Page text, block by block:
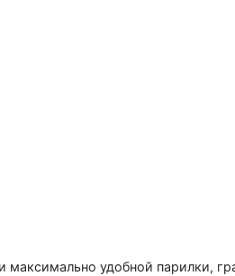
удобной парилки,